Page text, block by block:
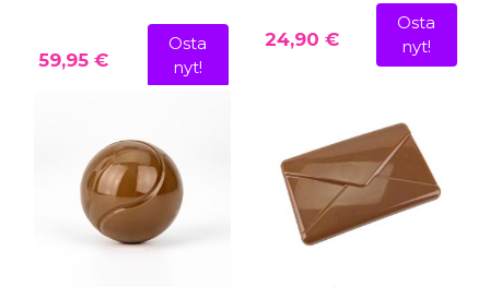
59,95 €
Osta
nyt!
24,90 €
Osta
nyt!